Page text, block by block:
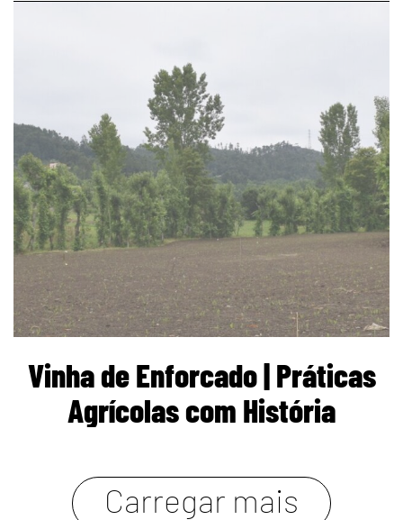
Vinha de Enforcado | Práticas
Agrícolas com História
carregar mais